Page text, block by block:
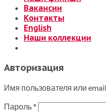
Вакансии
Контакты
English
Наши коллекции
Авторизация
Имя пользователя или email
Пароль*